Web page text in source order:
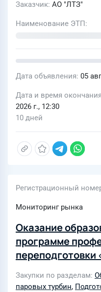
Заказчик АО "ЛТЗ"
Наименование ЭТП
Дата объявления 05
Дата и время
2026 г., 12:30
10 дней
Регистрационный
Мониторинг рынка
Оказание
программе
надежность
агрегатов» АО
Закупки по разделам
паровых турбин,